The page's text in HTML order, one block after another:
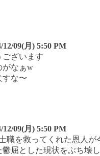
12/09(月) 5:50 PM
ございます
がなぁw
すな〜
12/09(月) 5:50 PM
職を救ってくれた恩人が
鬱屈とした現状をぶち壊